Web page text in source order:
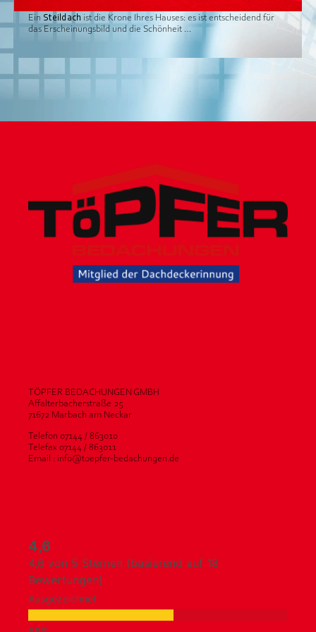
Ein Steildach ist die Krone Ihres Hauses: es ist entscheidend für
das Erscheinungsbild und die Schönheit …
TÖPFER BEDACHUNGEN GMBH
Affalterbacherstraße 25
71672 Marbach am Neckar
Telefon 07144 / 863010
Telefax 07144 / 863011
Email : info@toepfer-bedachungen.de
4,6
4,6 von 5 Sternen (basierend auf 18
Bewertungen)
Ausgezeichnet